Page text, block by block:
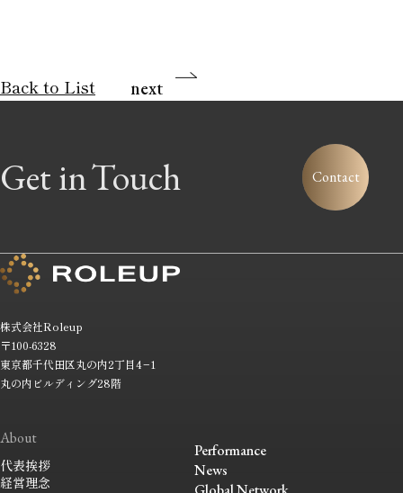
Back to List next
Get inTouch Contact
株式会社Roleup
〒100-6328
東京都千代田区丸の内2丁目4−1
丸の内ビルディング28階
About
代表挨拶
経営理念
Performance
News